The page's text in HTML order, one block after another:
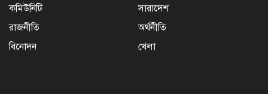
কমিউনিটি
সারাদেশ
রাজনীতি
অর্থনীতি
বিনোদন
খেলা